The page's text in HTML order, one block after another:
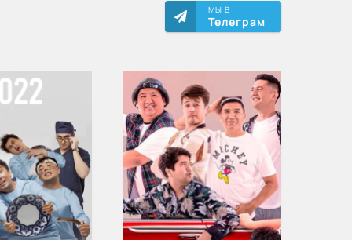
МЫ В
Телеграм